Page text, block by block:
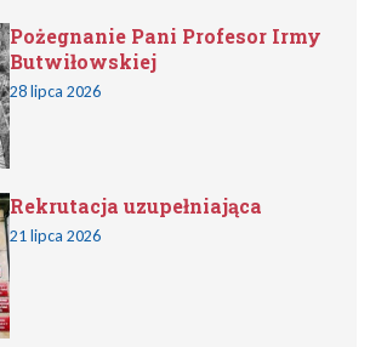
Pożegnanie Pani Profesor Irmy
Butwiłowskiej
28 lipca 2026
Rekrutacja uzupełniająca
21 lipca 2026